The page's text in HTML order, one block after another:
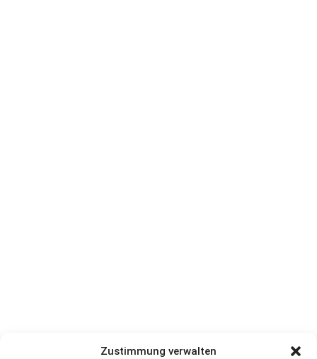
Zustimmung verwalten